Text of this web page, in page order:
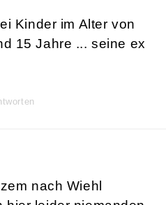
Kinder im Alter von
15 Jahre ... seine ex
nach Wiehl